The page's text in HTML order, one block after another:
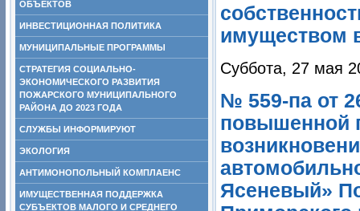
ОБЪЕКТОВ
ИНВЕСТИЦИОННАЯ ПОЛИТИКА
МУНИЦИПАЛЬНЫЕ ПРОГРАММЫ
СТРАТЕГИЯ СОЦИАЛЬНО-
ЭКОНОМИЧЕСКОГО РАЗВИТИЯ
ПОЖАРСКОГО МУНИЦИПАЛЬНОГО
РАЙОНА ДО 2023 ГОДА
СЛУЖБЫ ИНФОРМИРУЮТ
ЭКОЛОГИЯ
АНТИМОНОПОЛЬНЫЙ КОМПЛАЕНС
ИМУЩЕСТВЕННАЯ ПОДДЕРЖКА
СУБЪЕКТОВ МАЛОГО И СРЕДНЕГО
имуществом
Суббота, 27 мая
№ 559-па от
повышенной
Ясеневый»